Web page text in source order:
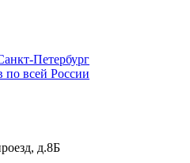
Петербург
по всей России
д.8Б